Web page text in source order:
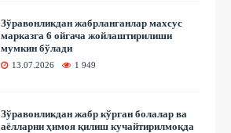
Зўравонликдан жабрланганлар махсус
марказга 6 ойгача жойлаштирилиши
мумкин бўлади
13.07.2026 1 949
Зўравонликдан жабр кўрган болалар ва
аёлларни ҳимоя қилиш кучайтирилмоқда